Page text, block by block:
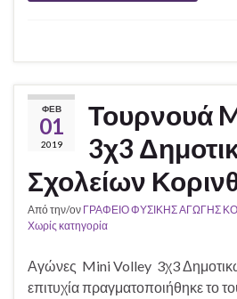
ΦΕΒ
01
2019
Τουρνουά
3χ3
Σχολείων
Από την/ον ΓΡΑΦΕΙΟ ΦΥΣΙΚΗΣ ΑΓΩΓΗΣ
Χωρίς κατηγορία
Αγώνες Mini Volley 3χ3
επιτυχία πραγματοποιήθηκε το